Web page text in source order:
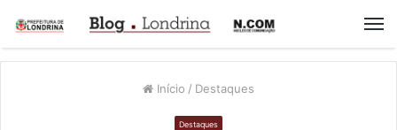
Início / Destaques
Destaques